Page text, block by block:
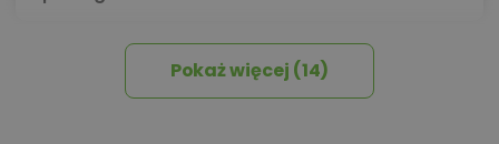
Izolacja celulozowaPokaż więcej (14)